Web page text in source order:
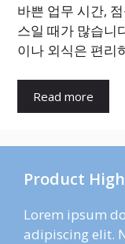
바쁜 업무 시간,
스일 때가 많습니
이나 외식은 편리
Read more
Product
Lorem ipsum
adipiscing elit.